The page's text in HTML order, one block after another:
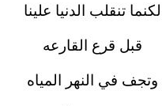
لكنما تنقلب الدنيا علينا
قبل قرع القارعه
وتجف في النهر المياه